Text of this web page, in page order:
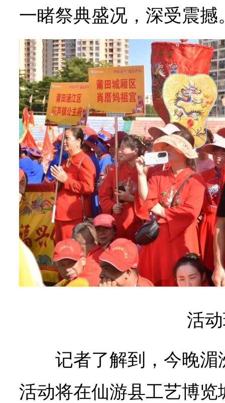
一睹祭典盛况，深受震撼
活
记者了解到，今晚
活动将在仙游县工艺博